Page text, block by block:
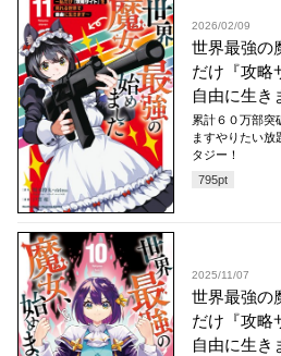
2026/02/09
世界最強
だけ『攻略
自由に生き
累計６０万部
ますやりたい放
タジー！
795pt
2025/11/07
世界最強
だけ『攻略
自由に生き